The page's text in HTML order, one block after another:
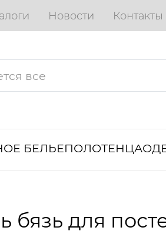
Новости Контакты
БЕЛЬЕПОЛОТЕНЦА
бязь для